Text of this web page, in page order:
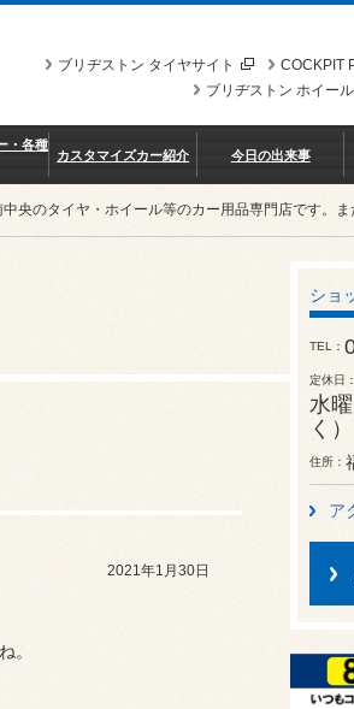
COCKPIT
ブリヂストン タイヤサイト
ブリヂストン ホイー
・各種
カスタマイズカー紹介 今日の出来事
央のタイヤ・ホイール等のカー用品専門店です。
2021年1月30日
。
ショ
TEL
定休日
水
住所
ア